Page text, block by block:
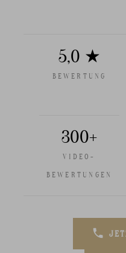
5,0 ★
BEWERTUNG
300+
VIDEO-
BEWERTUNGEN